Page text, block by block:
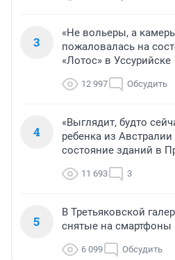
3
«Не вольеры, а
пожаловалась на
«Лотос» в Уссурийске
12 997 Обсудить
4
«Выглядит, будто
ребенка из
состояние зданий в
11 693 3
5
В Третьяковской
снятые на смартфоны
6 099 Обсудить